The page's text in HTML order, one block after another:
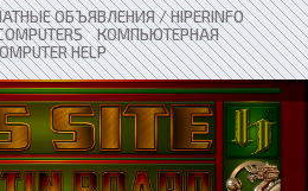
ОБЪЯВЛЕНИЯ / HIPERINFO»
»КОМПЬЮТЕРНАЯ
HELP